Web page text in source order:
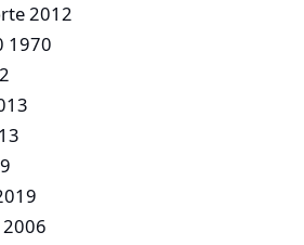
2012
1970
2006